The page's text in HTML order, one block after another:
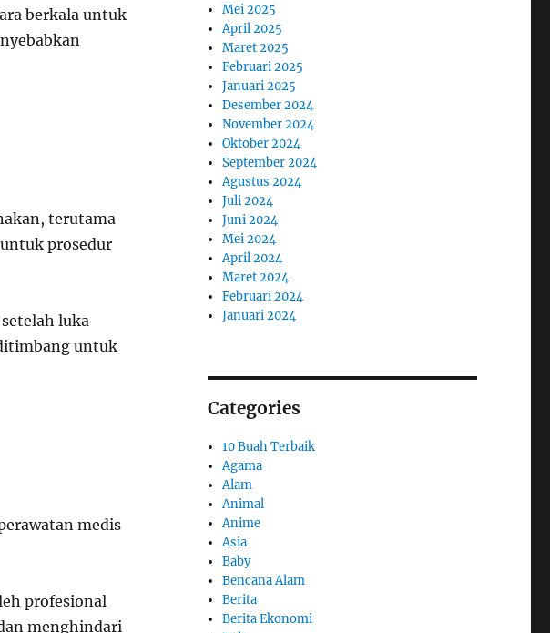
berkala untuk
terutama
prosedur
luka
untuk
medis
profesional
menghindari
Mei 2025
April 2025
Maret 2025
Februari 2025
Januari 2025
Desember 2024
November 2024
Oktober 2024
September 2024
Agustus 2024
Juli 2024
Juni 2024
Mei 2024
April 2024
Maret 2024
Februari 2024
Januari 2024
Categories
10 Buah Terbaik
Agama
Alam
Animal
Anime
Asia
Baby
Bencana Alam
Berita
Berita Ekonomi